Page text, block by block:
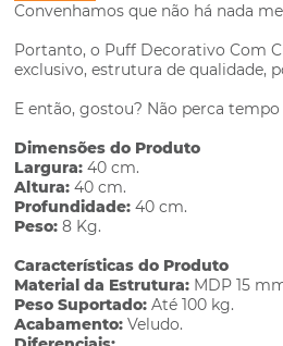
Convenhamos que não há nada
Portanto, o Puff Decorativo Com
exclusivo, estrutura de qualidade,
E então, gostou? Não perca
Dimensões do Produto
Largura: 40 cm.
Altura:40 cm.
Profundidade:40 cm.
Peso:8 Kg.
Características do Produto
Material da Estrutura: MDP 15
Peso Suportado:Até 100 kg.
Acabamento:Veludo.